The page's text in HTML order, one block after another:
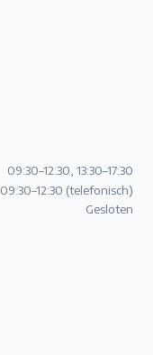
09:30–12:30, 13:30–17:30
09:30–12:30 (telefonisch)
Gesloten